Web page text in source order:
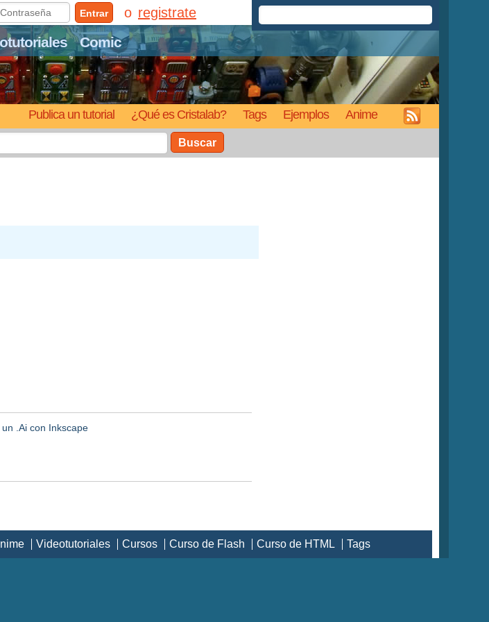
Comic
Publica un tutorial ¿Qué es Cristalab? Tags Ejemplos Anime
Entrar registrate
Buscar
.Ai con Inkscape
Videotutoriales Cursos Curso de Flash Curso de HTML Tags